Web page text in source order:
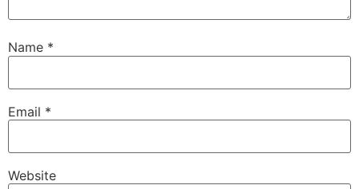
Name *
Email *
Website